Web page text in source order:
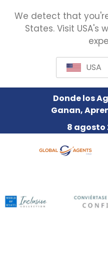
Donde los
Ganan,
8 agosto
We detect that
States. Visit
USA